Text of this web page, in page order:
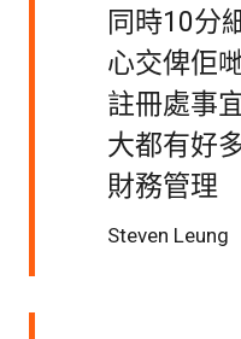
同時10分
心交俾佢
註冊處事
大都有好
財務管理
Steven Leung